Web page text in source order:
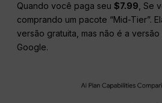
Quando você paga seu$7.99 , Se
comprando um pacote “Mid-Tier”.
versão gratuita, mas não é a
Google.